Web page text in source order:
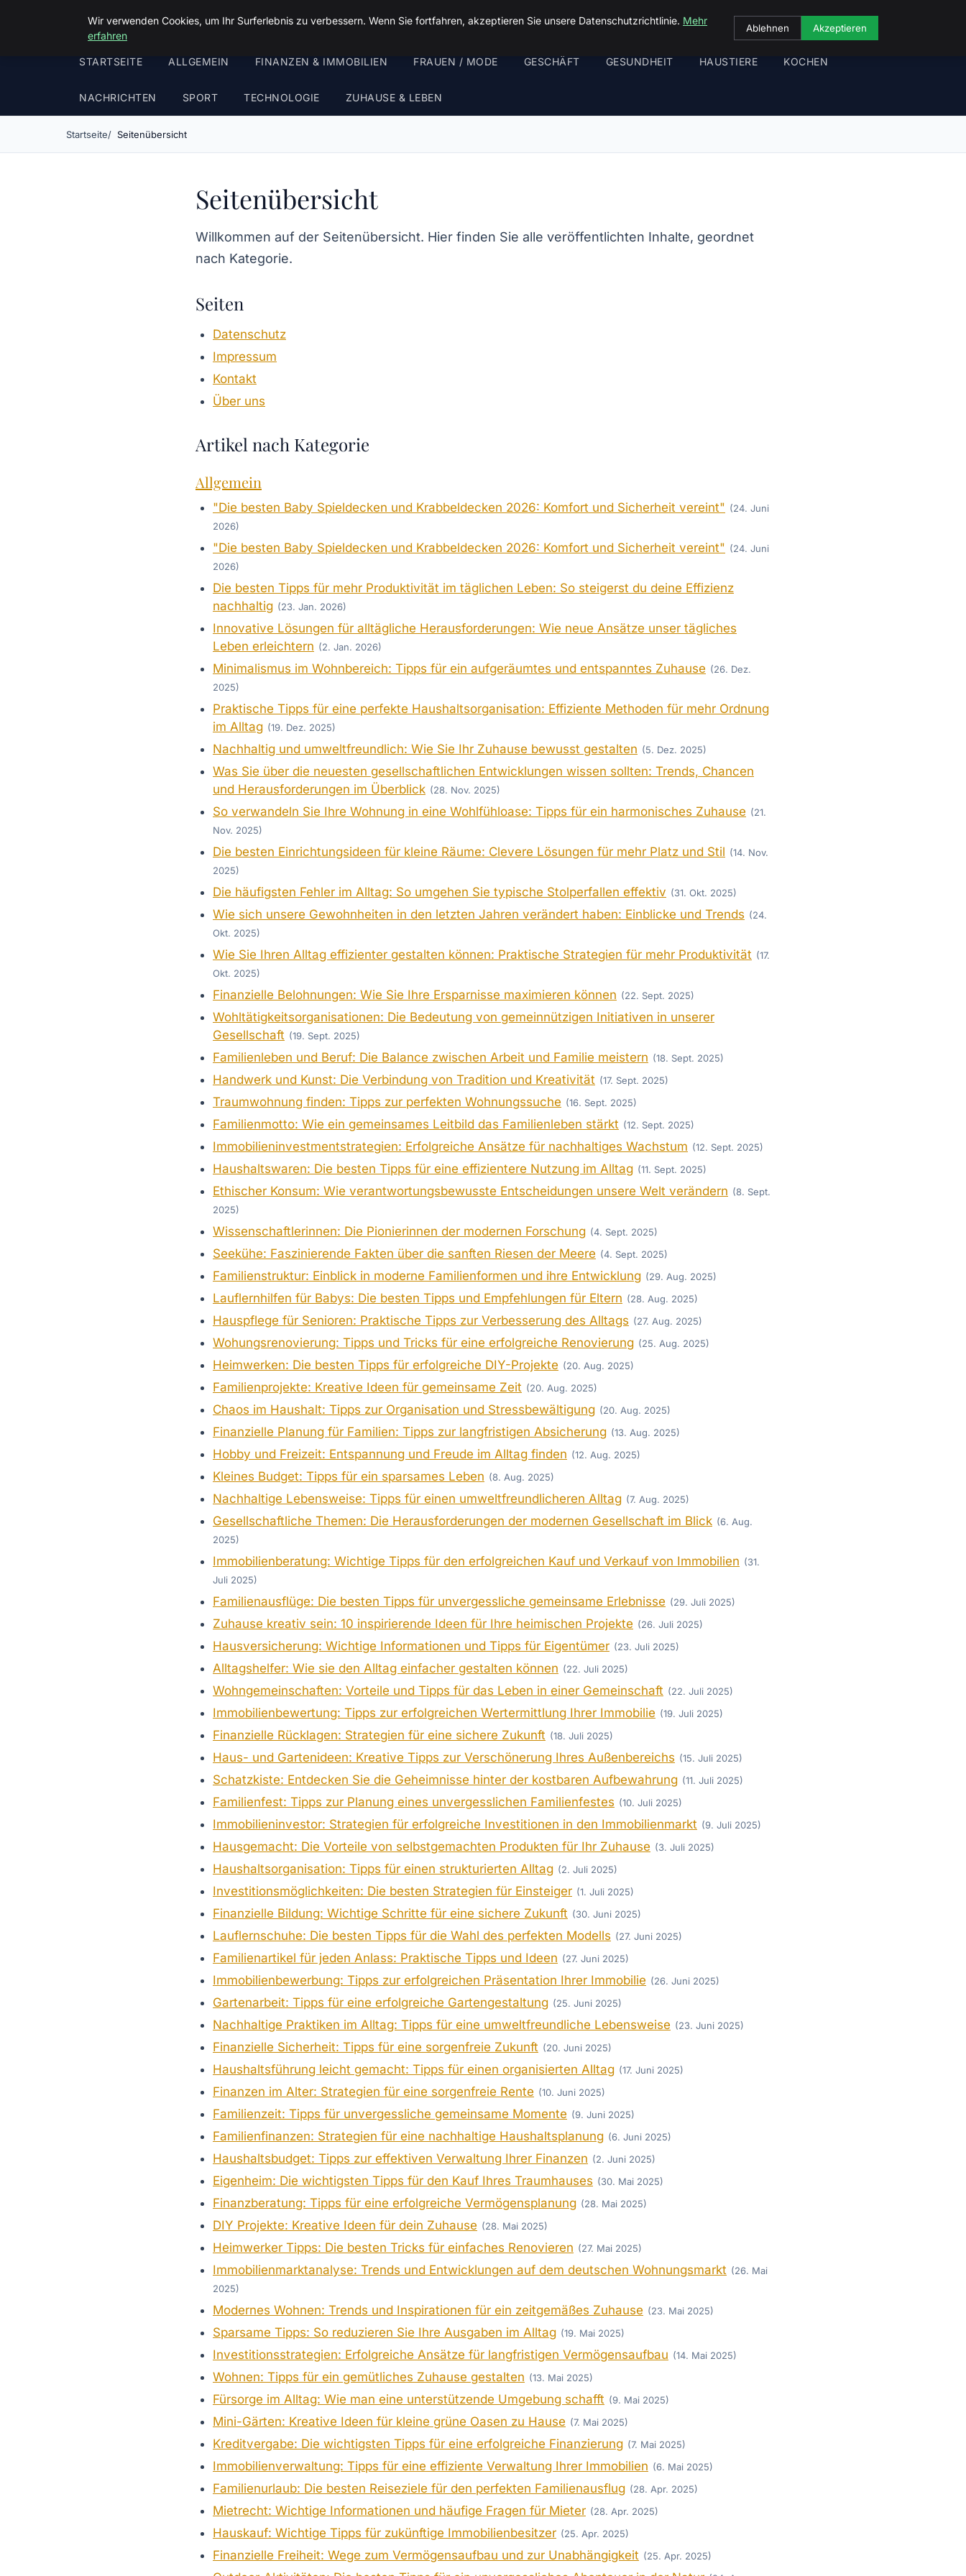
Malzminden
STARTSEITE ALLGEMEIN FINANZEN & IMMOBILIEN FRAUEN / MODE GESCHÄFT GESUNDHEIT HAUSTIERE KOCHEN
NACHRICHTEN SPORT TECHNOLOGIE ZUHAUSE & LEBEN
Startseite Seitenübersicht
Seitenübersicht
Willkommen auf der Seitenübersicht. Hier finden Sie alle veröffentlichten Inhalte, geordnet
nach Kategorie.
Seiten
Datenschutz
Impressum
Kontakt
Über uns
Artikel nach Kategorie
Allgemein
"Die besten Baby Spieldecken und Krabbeldecken 2026: Komfort und Sicherheit vereint" (24. Juni
2026)
"Die besten Baby Spieldecken und Krabbeldecken 2026: Komfort und Sicherheit vereint" (24. Juni
2026)
Die besten Tipps für mehr Produktivität im täglichen Leben: So steigerst du deine Effizienz
nachhaltig (23. Jan. 2026)
Innovative Lösungen für alltägliche Herausforderungen: Wie neue Ansätze unser tägliches
Leben erleichtern (2. Jan. 2026)
Minimalismus im Wohnbereich: Tipps für ein aufgeräumtes und entspanntes Zuhause (26. Dez.
2025)
Praktische Tipps für eine perfekte Haushaltsorganisation: Effiziente Methoden für mehr Ordnung
im Alltag (19. Dez. 2025)
Nachhaltig und umweltfreundlich: Wie Sie Ihr Zuhause bewusst gestalten (5. Dez. 2025)
Was Sie über die neuesten gesellschaftlichen Entwicklungen wissen sollten: Trends, Chancen
und Herausforderungen im Überblick (28. Nov. 2025)
So verwandeln Sie Ihre Wohnung in eine Wohlfühloase: Tipps für ein harmonisches Zuhause (21.
Nov. 2025)
Die besten Einrichtungsideen für kleine Räume: Clevere Lösungen für mehr Platz und Stil (14. Nov.
2025)
Die häufigsten Fehler im Alltag: So umgehen Sie typische Stolperfallen effektiv (31. Okt. 2025)
Wie sich unsere Gewohnheiten in den letzten Jahren verändert haben: Einblicke und Trends (24.
Okt. 2025)
Wie Sie Ihren Alltag effizienter gestalten können: Praktische Strategien für mehr Produktivität (17.
Okt. 2025)
Finanzielle Belohnungen: Wie Sie Ihre Ersparnisse maximieren können (22. Sept. 2025)
Wohltätigkeitsorganisationen: Die Bedeutung von gemeinnützigen Initiativen in unserer
Gesellschaft (19. Sept. 2025)
Familienleben und Beruf: Die Balance zwischen Arbeit und Familie meistern (18. Sept. 2025)
Handwerk und Kunst: Die Verbindung von Tradition und Kreativität (17. Sept. 2025)
Traumwohnung finden: Tipps zur perfekten Wohnungssuche (16. Sept. 2025)
Familienmotto: Wie ein gemeinsames Leitbild das Familienleben stärkt (12. Sept. 2025)
Immobilieninvestmentstrategien: Erfolgreiche Ansätze für nachhaltiges Wachstum (12. Sept. 2025)
Haushaltswaren: Die besten Tipps für eine effizientere Nutzung im Alltag (11. Sept. 2025)
Ethischer Konsum: Wie verantwortungsbewusste Entscheidungen unsere Welt verändern (8. Sept.
2025)
Wissenschaftlerinnen: Die Pionierinnen der modernen Forschung (4. Sept. 2025)
Seekühe: Faszinierende Fakten über die sanften Riesen der Meere (4. Sept. 2025)
Familienstruktur: Einblick in moderne Familienformen und ihre Entwicklung (29. Aug. 2025)
Lauflernhilfen für Babys: Die besten Tipps und Empfehlungen für Eltern (28. Aug. 2025)
Hauspflege für Senioren: Praktische Tipps zur Verbesserung des Alltags (27. Aug. 2025)
Wohungsrenovierung: Tipps und Tricks für eine erfolgreiche Renovierung (25. Aug. 2025)
Heimwerken: Die besten Tipps für erfolgreiche DIY-Projekte (20. Aug. 2025)
Familienprojekte: Kreative Ideen für gemeinsame Zeit (20. Aug. 2025)
Chaos im Haushalt: Tipps zur Organisation und Stressbewältigung (20. Aug. 2025)
Finanzielle Planung für Familien: Tipps zur langfristigen Absicherung (13. Aug. 2025)
Hobby und Freizeit: Entspannung und Freude im Alltag finden (12. Aug. 2025)
Kleines Budget: Tipps für ein sparsames Leben (8. Aug. 2025)
Nachhaltige Lebensweise: Tipps für einen umweltfreundlicheren Alltag (7. Aug. 2025)
Gesellschaftliche Themen: Die Herausforderungen der modernen Gesellschaft im Blick (6. Aug.
2025)
Immobilienberatung: Wichtige Tipps für den erfolgreichen Kauf und Verkauf von Immobilien (31.
Juli 2025)
Familienausflüge: Die besten Tipps für unvergessliche gemeinsame Erlebnisse (29. Juli 2025)
Zuhause kreativ sein: 10 inspirierende Ideen für Ihre heimischen Projekte (26. Juli 2025)
Hausversicherung: Wichtige Informationen und Tipps für Eigentümer (23. Juli 2025)
Alltagshelfer: Wie sie den Alltag einfacher gestalten können (22. Juli 2025)
Wohngemeinschaften: Vorteile und Tipps für das Leben in einer Gemeinschaft (22. Juli 2025)
Immobilienbewertung: Tipps zur erfolgreichen Wertermittlung Ihrer Immobilie (19. Juli 2025)
Finanzielle Rücklagen: Strategien für eine sichere Zukunft (18. Juli 2025)
Haus- und Gartenideen: Kreative Tipps zur Verschönerung Ihres Außenbereichs (15. Juli 2025)
Schatzkiste: Entdecken Sie die Geheimnisse hinter der kostbaren Aufbewahrung (11. Juli 2025)
Familienfest: Tipps zur Planung eines unvergesslichen Familienfestes (10. Juli 2025)
Immobilieninvestor: Strategien für erfolgreiche Investitionen in den Immobilienmarkt (9. Juli 2025)
Hausgemacht: Die Vorteile von selbstgemachten Produkten für Ihr Zuhause (3. Juli 2025)
Haushaltsorganisation: Tipps für einen strukturierten Alltag (2. Juli 2025)
Investitionsmöglichkeiten: Die besten Strategien für Einsteiger (1. Juli 2025)
Finanzielle Bildung: Wichtige Schritte für eine sichere Zukunft (30. Juni 2025)
Lauflernschuhe: Die besten Tipps für die Wahl des perfekten Modells (27. Juni 2025)
Familienartikel für jeden Anlass: Praktische Tipps und Ideen (27. Juni 2025)
Immobilienbewerbung: Tipps zur erfolgreichen Präsentation Ihrer Immobilie (26. Juni 2025)
Gartenarbeit: Tipps für eine erfolgreiche Gartengestaltung (25. Juni 2025)
Nachhaltige Praktiken im Alltag: Tipps für eine umweltfreundliche Lebensweise (23. Juni 2025)
Finanzielle Sicherheit: Tipps für eine sorgenfreie Zukunft (20. Juni 2025)
Haushaltsführung leicht gemacht: Tipps für einen organisierten Alltag (17. Juni 2025)
Finanzen im Alter: Strategien für eine sorgenfreie Rente (10. Juni 2025)
Familienzeit: Tipps für unvergessliche gemeinsame Momente (9. Juni 2025)
Familienfinanzen: Strategien für eine nachhaltige Haushaltsplanung (6. Juni 2025)
Haushaltsbudget: Tipps zur effektiven Verwaltung Ihrer Finanzen (2. Juni 2025)
Eigenheim: Die wichtigsten Tipps für den Kauf Ihres Traumhauses (30. Mai 2025)
Finanzberatung: Tipps für eine erfolgreiche Vermögensplanung (28. Mai 2025)
DIY Projekte: Kreative Ideen für dein Zuhause (28. Mai 2025)
Heimwerker Tipps: Die besten Tricks für einfaches Renovieren (27. Mai 2025)
Immobilienmarktanalyse: Trends und Entwicklungen auf dem deutschen Wohnungsmarkt (26. Mai
2025)
Modernes Wohnen: Trends und Inspirationen für ein zeitgemäßes Zuhause (23. Mai 2025)
Sparsame Tipps: So reduzieren Sie Ihre Ausgaben im Alltag (19. Mai 2025)
Investitionsstrategien: Erfolgreiche Ansätze für langfristigen Vermögensaufbau (14. Mai 2025)
Wohnen: Tipps für ein gemütliches Zuhause gestalten (13. Mai 2025)
Fürsorge im Alltag: Wie man eine unterstützende Umgebung schafft (9. Mai 2025)
Mini-Gärten: Kreative Ideen für kleine grüne Oasen zu Hause (7. Mai 2025)
Kreditvergabe: Die wichtigsten Tipps für eine erfolgreiche Finanzierung (7. Mai 2025)
Immobilienverwaltung: Tipps für eine effiziente Verwaltung Ihrer Immobilien (6. Mai 2025)
Familienurlaub: Die besten Reiseziele für den perfekten Familienausflug (28. Apr. 2025)
Mietrecht: Wichtige Informationen und häufige Fragen für Mieter (28. Apr. 2025)
Hauskauf: Wichtige Tipps für zukünftige Immobilienbesitzer (25. Apr. 2025)
Finanzielle Freiheit: Wege zum Vermögensaufbau und zur Unabhängigkeit (25. Apr. 2025)
Wir verwenden Cookies, um Ihr Surferlebnis zu verbessern. Wenn Sie fortfahren, akzeptieren Sie unsere Datenschutzrichtlinie. Mehr
erfahren
Ablehnen Akzeptieren